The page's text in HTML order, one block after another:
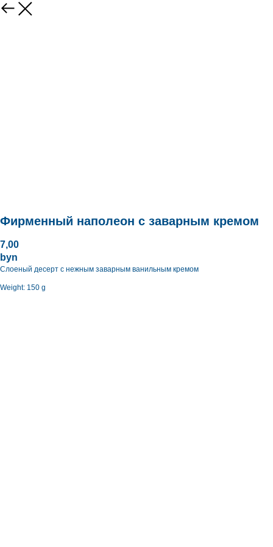
Фирменный наполеон с заварным кремом
7,00
byn
Слоеный десерт с нежным заварным ванильным кремом
Weight: 150 g